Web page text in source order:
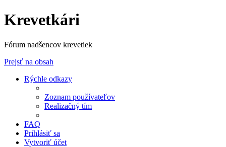
Krevetkári
Fórum nadšencov krevetiek
Prejsť na obsah
Rýchle odkazy
Zoznam používateľov
Realizačný tím
FAQ
Prihlásiť sa
Vytvoriť účet